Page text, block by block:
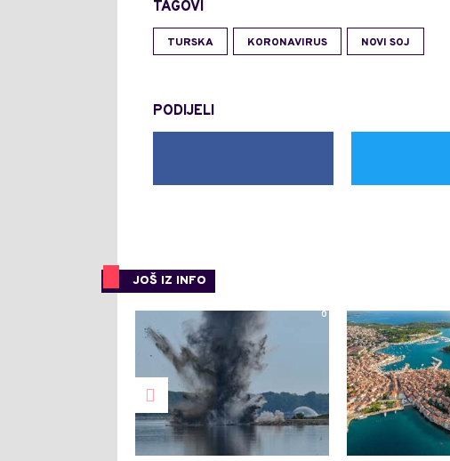
TAGOVI
TURSKA KORONAVIRUS NOVI SOJ
PODIJELI
JOŠ IZ INFO
0